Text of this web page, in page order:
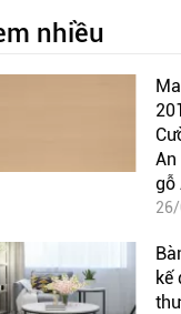
nhiều
An
gỗ
kế